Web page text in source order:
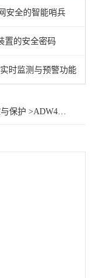
安全的智能哨兵
置的安全密码
时监测与预警功能
保护 >ADW400分表计电多回路监控计量模块